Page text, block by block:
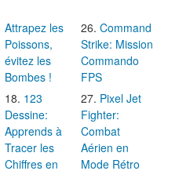
Attrapez les
Poissons,
évitez les
Bombes !
123
Dessine:
Apprends à
Tracer les
Chiffres en
Command
Strike: Mission
Commando
FPS
Pixel Jet
Fighter:
Combat
Aérien en
Mode Rétro